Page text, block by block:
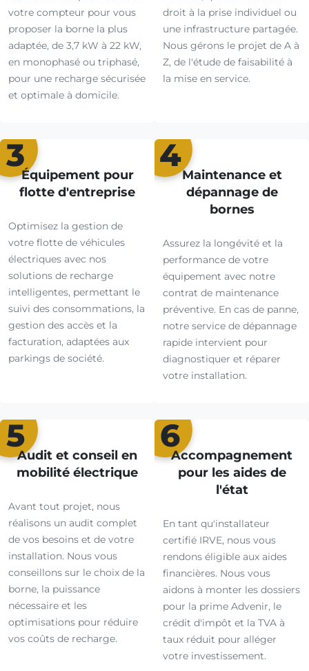
votre compteur pour vous
proposer la borne la plus
adaptée, de 3,7 kW à 22 kW,
en monophasé ou triphasé,
pour une recharge sécurisée
et optimale à domicile.
droit à la prise individuel ou
une infrastructure partagée.
Nous gérons le projet de A à
Z, de l'étude de faisabilité à
la mise en service.
3
Équipement pour
flotte d'entreprise
Optimisez la gestion de
votre flotte de véhicules
électriques avec nos
solutions de recharge
intelligentes, permettant le
suivi des consommations, la
gestion des accès et la
facturation, adaptées aux
parkings de société.
4
Maintenance et
dépannage de
bornes
Assurez la longévité et la
performance de votre
équipement avec notre
contrat de maintenance
préventive. En cas de panne,
notre service de dépannage
rapide intervient pour
diagnostiquer et réparer
votre installation.
5
Audit et conseil en
mobilité électrique
Avant tout projet, nous
réalisons un audit complet
de vos besoins et de votre
installation. Nous vous
conseillons sur le choix de la
borne, la puissance
nécessaire et les
optimisations pour réduire
vos coûts de recharge.
6
Accompagnement
pour les aides de
l'état
En tant qu'installateur
certifié IRVE, nous vous
rendons éligible aux aides
financières. Nous vous
aidons à monter les dossiers
pour la prime Advenir, le
crédit d'impôt et la TVA à
taux réduit pour alléger
votre investissement.